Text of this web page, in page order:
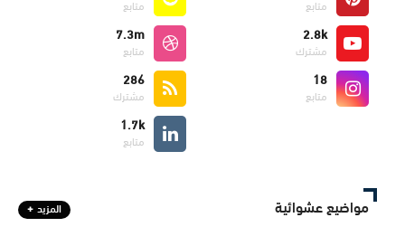
متابع متابع
2.8k
مشترك
7.3m
متابع
18
متابع
286
مشترك
1.7k
متابع
مواضيع عشوائية المزيد